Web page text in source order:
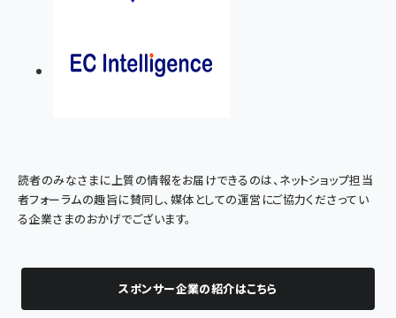
読者のみなさまに上質の情報をお届けできるのは、ネットショップ担当
者フォーラムの趣旨に賛同し、媒体としての運営にご協力くださってい
る企業さまのおかげでございます。
スポンサー企業の紹介はこちら